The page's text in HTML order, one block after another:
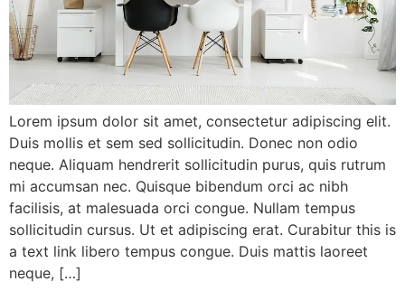
Lorem ipsum dolor sit amet, consectetur adipiscing elit.
Duis mollis et sem sed sollicitudin. Donec non odio
neque. Aliquam hendrerit sollicitudin purus, quis rutrum
mi accumsan nec. Quisque bibendum orci ac nibh
facilisis, at malesuada orci congue. Nullam tempus
sollicitudin cursus. Ut et adipiscing erat. Curabitur this is
a text link libero tempus congue. Duis mattis laoreet
neque, […]